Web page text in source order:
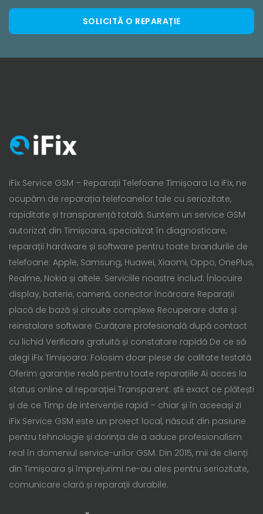
SOLICITĂ O REPARAȚIE
iFix Service GSM – Reparații Telefoane Timișoara La iFix, ne
ocupăm de reparația telefoanelor tale cu seriozitate,
rapiditate și transparență totală. Suntem un service GSM
autorizat din Timișoara, specializat în diagnosticare,
reparații hardware și software pentru toate brandurile de
telefoane: Apple, Samsung, Huawei, Xiaomi, Oppo, OnePlus,
Realme, Nokia și altele. Serviciile noastre includ: Înlocuire
display, baterie, cameră, conector încărcare Reparații
placă de bază și circuite complexe Recuperare date și
reinstalare software Curățare profesională după contact
cu lichid Verificare gratuită și constatare rapidă De ce să
alegi iFix Timișoara: Folosim doar piese de calitate testată
Oferim garanție reală pentru toate reparațiile Ai acces la
status online al reparației Transparent: știi exact ce plătești
și de ce Timp de intervenție rapid – chiar și în aceeași zi
iFix Service GSM este un proiect local, născut din pasiune
pentru tehnologie și dorința de a aduce profesionalism
real în domeniul service-urilor GSM. Din 2015, mii de clienți
din Timișoara și împrejurimi ne-au ales pentru seriozitate,
comunicare clară și reparații durabile.